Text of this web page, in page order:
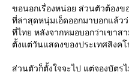
ขอนอกเรื่องหน่อย ส่วนตัวต้องข
ที่ล่าสุดหนุ่มเอ็ดออกมาบอกแล้ว
ที่ไทย หลังจากหมอบอกว่าเขาส
ตั้งแต่วันแสดงของประเทศสิงค
ส่วนตัวก็ตั้งใจจะไป แต่จองบัต